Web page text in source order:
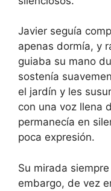
Javier seguía
apenas dormía, y
guiaba su mano
sostenía
el jardín y les
con una voz llena
permanecía en
poca expresión.
Su mirada
embargo, de vez